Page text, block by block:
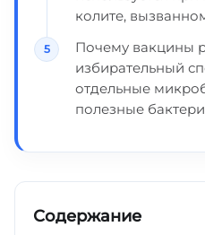
колите,
Почему вакцины
избирательный
отдельные
полезные
Содержание